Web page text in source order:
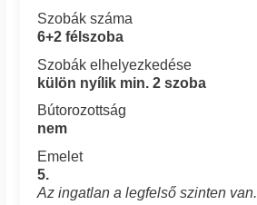
Szobák száma
6+2 félszoba
Szobák elhelyezkedése
külön nyílik min. 2 szoba
Bútorozottság
nem
Emelet
5.
Az ingatlan a legfelső szinten van.